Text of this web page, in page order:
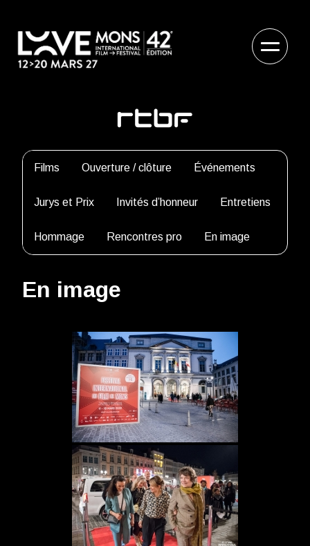
Films Ouverture / clôture Événements
Jurys et Prix Invités d’honneur Entretiens
Hommage Rencontres pro En image
En image